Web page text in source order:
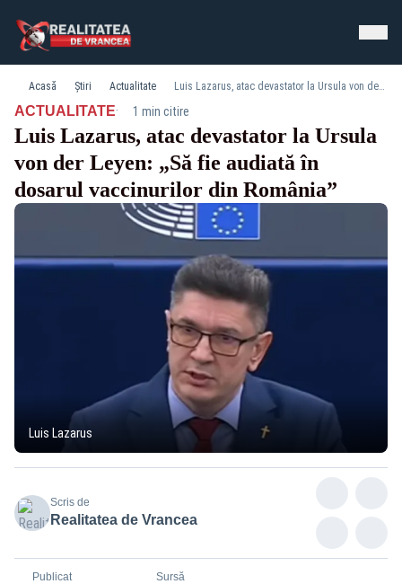
Acasă Știri Actualitate Luis Lazarus, atac devastator la Ursula von der Leyen: „Să fie audiată în dosarul vaccinurilor din România”
ACTUALITATE· 1 min citire
Luis Lazarus, atac devastator la Ursula
von der Leyen: „Să fie audiată în
dosarul vaccinurilor din România”
Luis Lazarus
Scris de
Realitatea de Vrancea
Publicat Sursă